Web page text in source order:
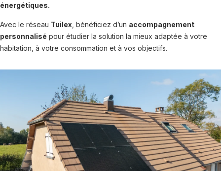
énergétiques.
Avec le réseau Tuilex , bénéficiez d’un accompagnement
personnalisé pour étudier la solution la mieux adaptée à votre
habitation, à votre consommation et à vos objectifs.